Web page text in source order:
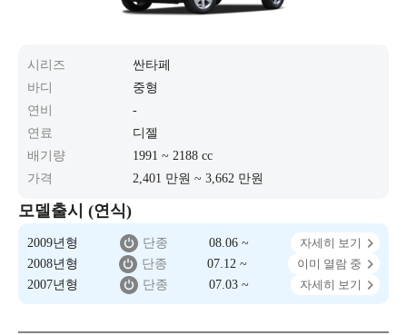
시리즈
싼타페
바디
중형
연비
-
연료
디젤
배기량
1991 ~ 2188 cc
가격
2,401 만원 ~ 3,662 만원
모델출시 (연식)
2009년형 단종 08.06 ~
자세히 보기
2008년형
단종 07.12 ~
이미 열람 중
2007년형
단종 07.03 ~ 자세히 보기